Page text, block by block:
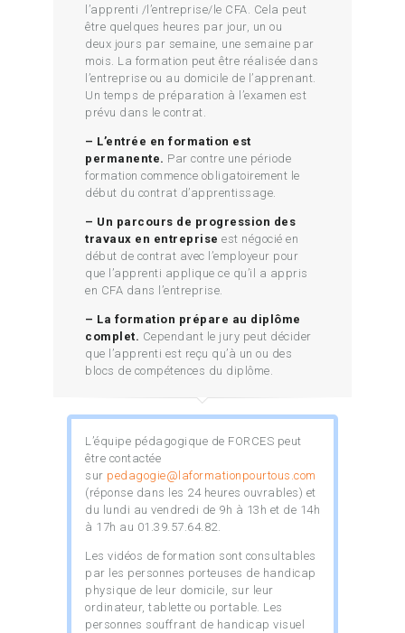
l’apprenti /l’entreprise/le CFA. Cela peut
être quelques heures par jour, un ou
deux jours par semaine, une semaine par
mois. La formation peut être réalisée dans
l’entreprise ou au domicile de l’apprenant.
Un temps de préparation à l’examen est
prévu dans le contrat.
– L’entrée en formation est
permanente. Par contre une période
formation commence obligatoirement le
début du contrat d’apprentissage.
– Un parcours de progression des
travaux en entreprise est négocié en
début de contrat avec l’employeur pour
que l’apprenti applique ce qu’il a appris
en CFA dans l’entreprise.
– La formation prépare au diplôme
complet. Cependant le jury peut décider
que l’apprenti est reçu qu’à un ou des
blocs de compétences du diplôme.
L’équipe pédagogique de FORCES peut
être contactée
sur pedagogie@laformationpourtous.com
(réponse dans les 24 heures ouvrables) et
du lundi au vendredi de 9h à 13h et de 14h
à 17h au 01.39.57.64.82.
Les vidéos de formation sont consultables
par les personnes porteuses de handicap
physique de leur domicile, sur leur
ordinateur, tablette ou portable. Les
personnes souffrant de handicap visuel